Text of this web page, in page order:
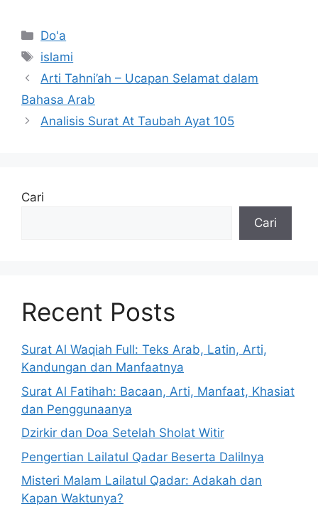
Kategori
Do'a
Tag
islami
Arti Tahni’ah – Ucapan Selamat dalam
Bahasa Arab
Analisis Surat At Taubah Ayat 105
Cari
Cari
Recent Posts
Surat Al Waqiah Full: Teks Arab, Latin, Arti,
Kandungan dan Manfaatnya
Surat Al Fatihah: Bacaan, Arti, Manfaat, Khasiat
dan Penggunaanya
Dzirkir dan Doa Setelah Sholat Witir
Pengertian Lailatul Qadar Beserta Dalilnya
Misteri Malam Lailatul Qadar: Adakah dan
Kapan Waktunya?